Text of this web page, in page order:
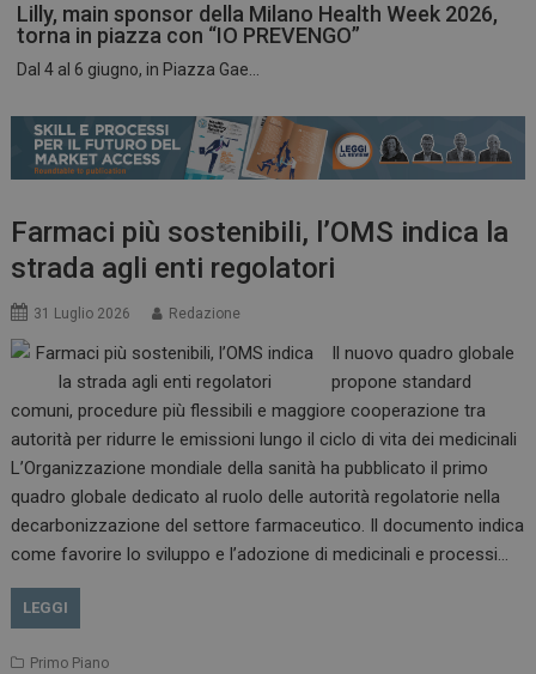
Lilly, main sponsor della Milano Health Week 2026,
torna in piazza con “IO PREVENGO”
Dal 4 al 6 giugno, in Piazza Gae...
Farmaci più sostenibili, l’OMS indica la
strada agli enti regolatori
31 Luglio 2026 Redazione
Il nuovo quadro globale
propone standard
comuni, procedure più flessibili e maggiore cooperazione tra
autorità per ridurre le emissioni lungo il ciclo di vita dei medicinali
L’Organizzazione mondiale della sanità ha pubblicato il primo
quadro globale dedicato al ruolo delle autorità regolatorie nella
decarbonizzazione del settore farmaceutico. Il documento indica
come favorire lo sviluppo e l’adozione di medicinali e processi…
LEGGI
Primo Piano
ARRAffinitySameSite
Microsoft Corporation
.www.dailyhealthindustry.it
Sessione
www.dailyhealthindustry.it